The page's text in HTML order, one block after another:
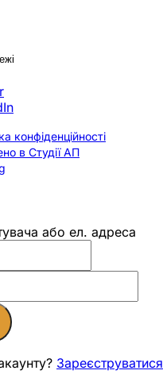
конфіденційності
в Студії АП
або ел. адреса
Зареєструватися